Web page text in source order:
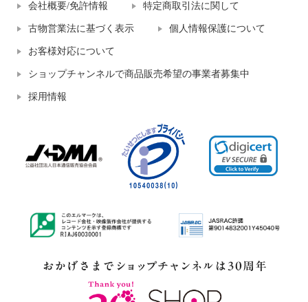
会社概要/免許情報 特定商取引法に関して
古物営業法に基づく表示 個人情報保護について
お客様対応について
ショップチャンネルで商品販売希望の事業者募集中
採用情報